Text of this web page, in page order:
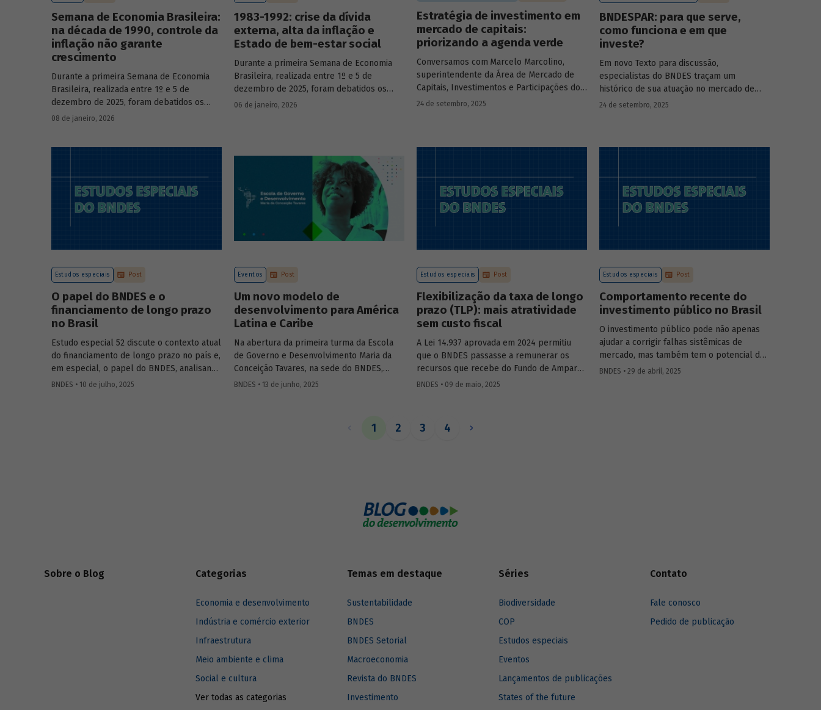
Semana de Economia Brasileira:
na década de 1990, controle da
inflação não garante
crescimento
Durante a primeira Semana de Economia
Brasileira, realizada entre 1º e 5 de
dezembro de 2025, foram debatidos os
principais temas que marcaram a economia
08 de janeiro, 2026
1983-1992: crise da dívida
externa, alta da inflação e
Estado de bem-estar social
Durante a primeira Semana de Economia
Brasileira, realizada entre 1º e 5 de
dezembro de 2025, foram debatidos os
principais temas que marcaram a economia
06 de janeiro, 2026
Estratégia de investimento em
mercado de capitais:
priorizando a agenda verde
Conversamos com Marcelo Marcolino,
superintendente da Área de Mercado de
Capitais, Investimentos e Participações do
BNDES, e representantes de duas das
de bancos de desenvolvimento no
mercado de capitais, a nova estratégia do
BNDES e os planos das investidas.
24 de setembro, 2025
BNDESPAR: para que serve,
como funciona e em que
investe?
Em novo Texto para discussão,
especialistas do BNDES traçam um
histórico de sua atuação no mercado de
capitais, apontando a importância dessa
24 de setembro, 2025
Estudos especiais Post
O papel do BNDES e o
financiamento de longo prazo
no Brasil
Estudo especial 52 discute o contexto atual
do financiamento de longo prazo no país e,
em especial, o papel do BNDES, analisando
seu posicionamento no mercado de crédito
BNDES • 10 de julho, 2025
Eventos Post
Um novo modelo de
desenvolvimento para América
Latina e Caribe
Na abertura da primeira turma da Escola
de Governo e Desenvolvimento Maria da
Conceição Tavares, na sede do BNDES,
Aloizio Mercadante, presidente do BNDES,
Público debatarem um novo modelo de
BNDES • 13 de junho, 2025
Estudos especiais Post
Flexibilização da taxa de longo
prazo (TLP): mais atratividade
sem custo fiscal
A Lei 14.937 aprovada em 2024 permitiu
que o BNDES passasse a remunerar os
recursos que recebe do Fundo de Amparo
ao Trabalhador (FAT) tanto pela Selic
apoio do BNDES.
BNDES • 09 de maio, 2025
Estudos especiais Post
Comportamento recente do
investimento público no Brasil
O investimento público pode não apenas
ajudar a corrigir falhas sistêmicas de
mercado, mas também tem o potencial de
gerar externalidades positivas para a
BNDES • 29 de abril, 2025
1 2 3 4
Sobre o Blog Categorias
Economia e desenvolvimento
Indústria e comércio exterior
Infraestrutura
Meio ambiente e clima
Social e cultura
Ver todas as categorias
Temas em destaque
Sustentabilidade
BNDES
BNDES Setorial
Macroeconomia
Revista do BNDES
Investimento
Séries
Biodiversidade
COP
Estudos especiais
Eventos
Lançamentos de publicações
States of the future
Contato
Fale conosco
Pedido de publicação